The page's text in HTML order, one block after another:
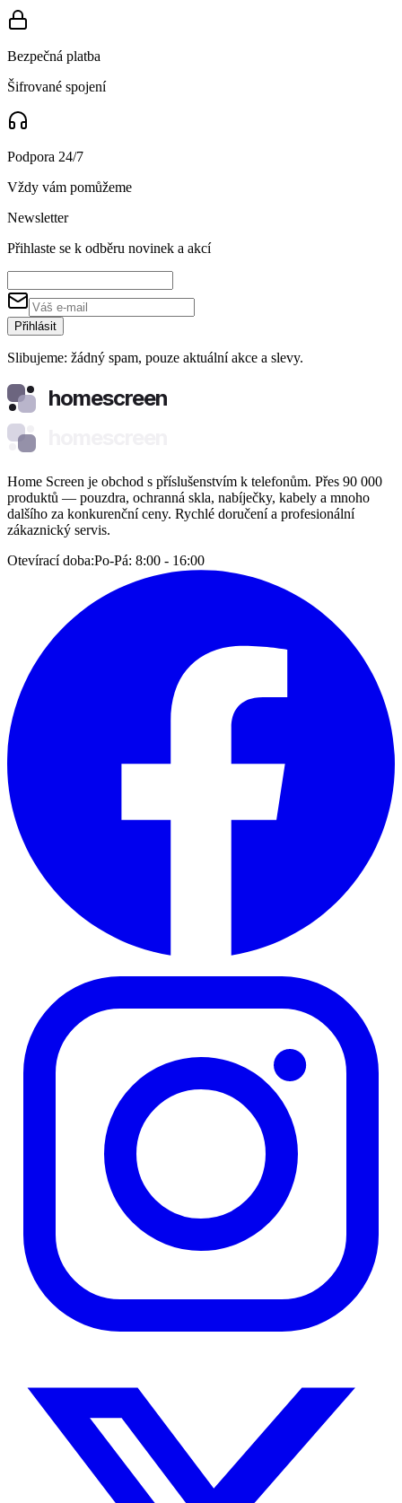
Bezpečná platba
Šifrované spojení
Podpora 24/7
Vždy vám pomůžeme
Newsletter
Přihlaste se k odběru novinek a akcí
Přihlásit
Slibujeme: žádný spam, pouze aktuální akce a slevy.
homescreen
Home Screen je obchod s příslušenstvím k telefonům. Přes 90 000
produktů — pouzdra, ochranná skla, nabíječky, kabely a mnoho
dalšího za konkurenční ceny. Rychlé doručení a profesionální
zákaznický servis.
Otevírací doba:Po-Pá: 8:00 - 16:00